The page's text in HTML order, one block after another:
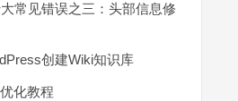
常见错误之三：头部信息修
创建Wiki知识库
化教程